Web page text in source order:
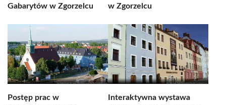
Gabarytów w Zgorzelcu w Zgorzelcu
Postęp prac w
Interaktywna wystawa